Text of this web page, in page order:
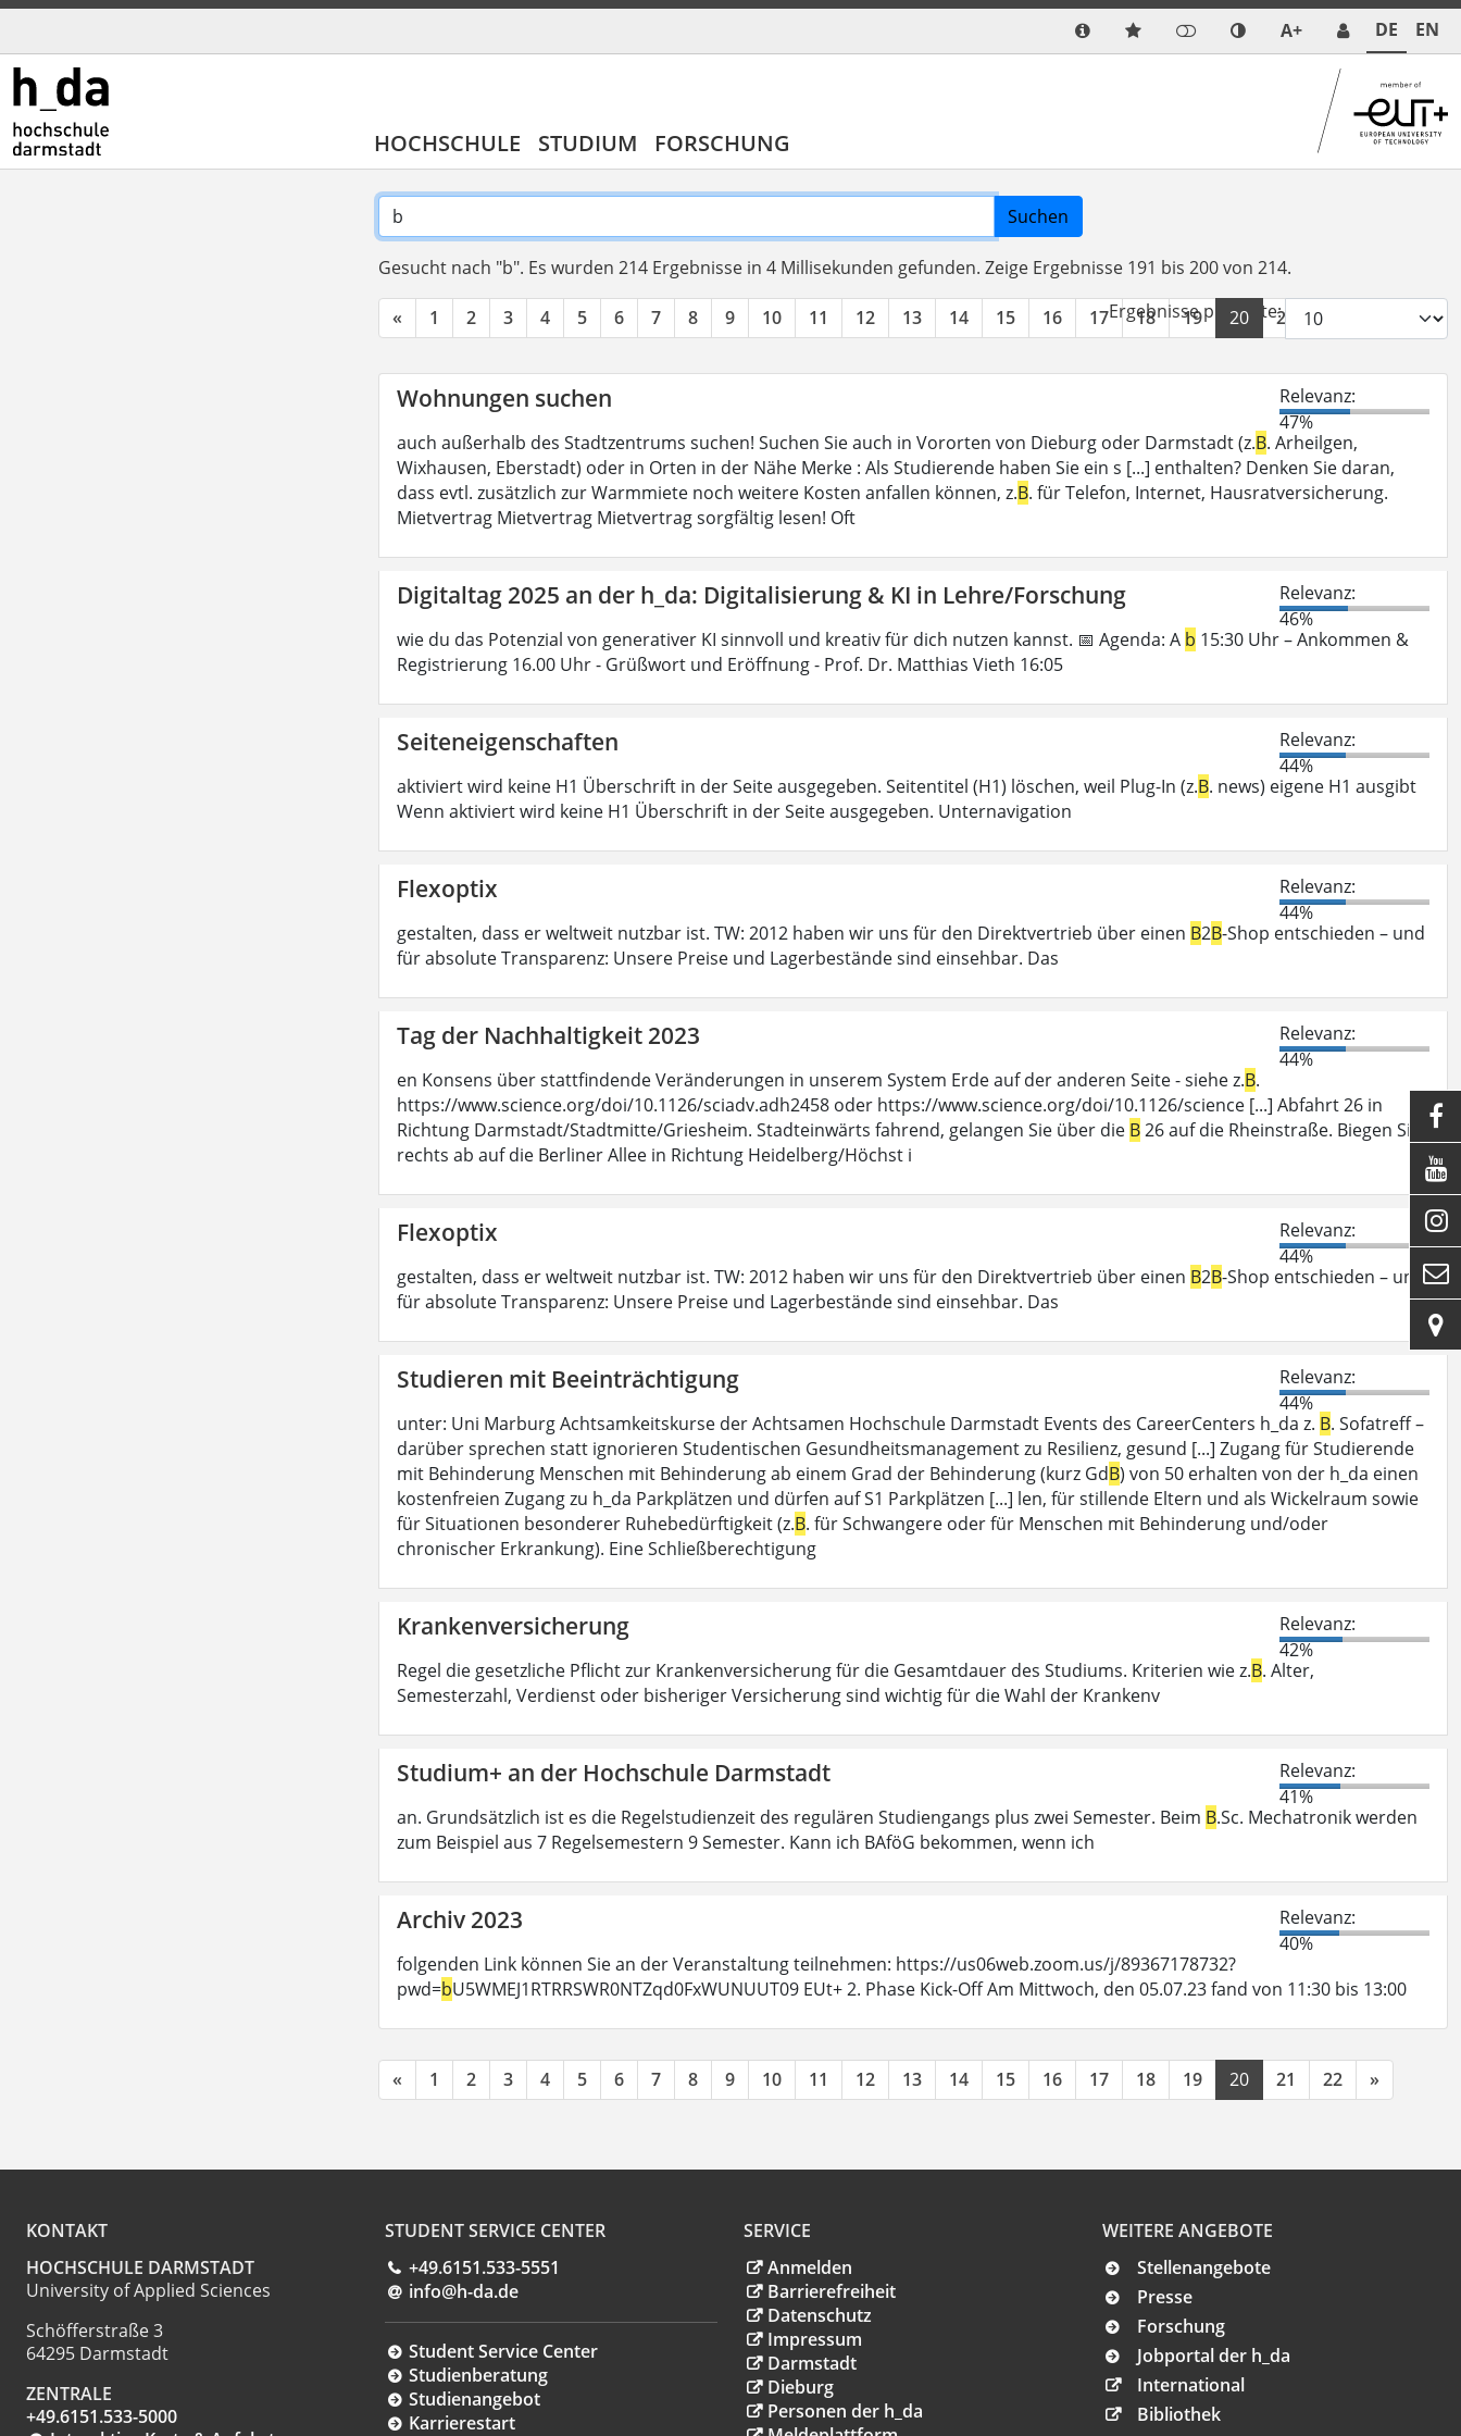
A+ DE EN
HOCHSCHULE STUDIUM FORSCHUNG
Suchen
Gesucht nach "b". Es wurden 214 Ergebnisse in 4 Millisekunden gefunden. Zeige Ergebnisse 191 bis 200 von 214.
« 1 2 3 4 5 6 7 8 9 10 11 12 13 14 15 16 17 18 19 20 21
Ergebnisse pro Seite:
Wohnungen suchen
Relevanz:
47%
auch außerhalb des Stadtzentrums suchen! Suchen Sie auch in Vororten von Dieburg oder Darmstadt (z.B. Arheilgen,
Wixhausen, Eberstadt) oder in Orten in der Nähe Merke : Als Studierende haben Sie ein s [...] enthalten? Denken Sie daran,
dass evtl. zusätzlich zur Warmmiete noch weitere Kosten anfallen können, z.B. für Telefon, Internet, Hausratversicherung.
Mietvertrag Mietvertrag Mietvertrag sorgfältig lesen! Oft
Digitaltag 2025 an der h_da: Digitalisierung & KI in Lehre/Forschung
Relevanz:
46%
wie du das Potenzial von generativer KI sinnvoll und kreativ für dich nutzen kannst. 📅 Agenda: A b 15:30 Uhr – Ankommen &
Registrierung 16.00 Uhr - Grüßwort und Eröffnung - Prof. Dr. Matthias Vieth 16:05
Seiteneigenschaften
Relevanz:
44%
aktiviert wird keine H1 Überschrift in der Seite ausgegeben. Seitentitel (H1) löschen, weil Plug-In (z.B. news) eigene H1 ausgibt
Wenn aktiviert wird keine H1 Überschrift in der Seite ausgegeben. Unternavigation
Flexoptix
Relevanz:
44%
gestalten, dass er weltweit nutzbar ist. TW: 2012 haben wir uns für den Direktvertrieb über einen B2B-Shop entschieden – und
für absolute Transparenz: Unsere Preise und Lagerbestände sind einsehbar. Das
Tag der Nachhaltigkeit 2023
Relevanz:
44%
en Konsens über stattfindende Veränderungen in unserem System Erde auf der anderen Seite - siehe z.B.
https://www.science.org/doi/10.1126/sciadv.adh2458 oder https://www.science.org/doi/10.1126/science [...] Abfahrt 26 in
Richtung Darmstadt/Stadtmitte/Griesheim. Stadteinwärts fahrend, gelangen Sie über die B26 auf die Rheinstraße. Biegen Sie
rechts ab auf die Berliner Allee in Richtung Heidelberg/Höchst i
Flexoptix
Relevanz:
44%
gestalten, dass er weltweit nutzbar ist. TW: 2012 haben wir uns für den Direktvertrieb über einen B2B-Shop entschieden – und
für absolute Transparenz: Unsere Preise und Lagerbestände sind einsehbar. Das
Studieren mit Beeinträchtigung
Relevanz:
44%
unter: Uni Marburg Achtsamkeitskurse der Achtsamen Hochschule Darmstadt Events des CareerCenters h_da z. B. Sofatreff –
darüber sprechen statt ignorieren Studentischen Gesundheitsmanagement zu Resilienz, gesund [...] Zugang für Studierende
mit Behinderung Menschen mit Behinderung ab einem Grad der Behinderung (kurz GdB) von 50 erhalten von der h_da einen
kostenfreien Zugang zu h_da Parkplätzen und dürfen auf S1 Parkplätzen [...] len, für stillende Eltern und als Wickelraum sowie
für Situationen besonderer Ruhebedürftigkeit (z.B. für Schwangere oder für Menschen mit Behinderung und/oder
chronischer Erkrankung). Eine Schließberechtigung
Krankenversicherung
Relevanz:
42%
Regel die gesetzliche Pflicht zur Krankenversicherung für die Gesamtdauer des Studiums. Kriterien wie z.B. Alter,
Semesterzahl, Verdienst oder bisheriger Versicherung sind wichtig für die Wahl der Krankenv
Studium+ an der Hochschule Darmstadt
Relevanz:
41%
an. Grundsätzlich ist es die Regelstudienzeit des regulären Studiengangs plus zwei Semester. Beim B.Sc. Mechatronik werden
zum Beispiel aus 7 Regelsemestern 9 Semester. Kann ich BAföG bekommen, wenn ich
Archiv 2023
Relevanz:
40%
folgenden Link können Sie an der Veranstaltung teilnehmen: https://us06web.zoom.us/j/89367178732?
pwd=bU5WMEJ1RTRRSWR0NTZqd0FxWUNUUT09 EUt+ 2. Phase Kick-Off Am Mittwoch, den 05.07.23 fand von 11:30 bis 13:00
« 1 2 3 4 5 6 7 8 9 10 11 12 13 14 15 16 17 18 19 20 21 22 »
KONTAKT
HOCHSCHULE DARMSTADT
University of Applied Sciences
Schöfferstraße 3
64295 Darmstadt
ZENTRALE
+49.6151.533-5000
STUDENT SERVICE CENTER
+49.6151.533-5551
info@h-da.de
Student Service Center
Studienberatung
Studienangebot
Karrierestart
SERVICE
Anmelden
Barrierefreiheit
Datenschutz
Impressum
Darmstadt
Dieburg
Personen der h_da
WEITERE ANGEBOTE
Stellenangebote
Presse
Forschung
Jobportal der h_da
International
Bibliothek




